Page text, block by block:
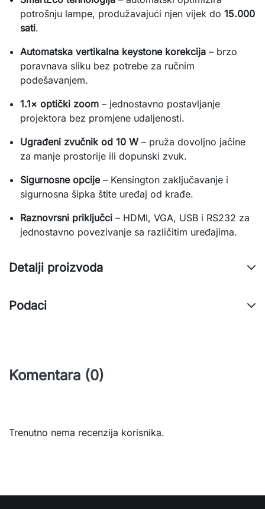
potrošnju lampe, produžavajući njen vijek do15.000
sati.
Automatska vertikalna keystone korekcija – brzo
poravnava sliku bez potrebe za ručnim
podešavanjem.
1.1× optički zoom – jednostavno postavljanje
projektora bez promjene udaljenosti.
Ugrađeni zvučnik od 10 W – pruža dovoljno jačine
za manje prostorije ili dopunski zvuk.
Sigurnosne opcije– Kensington zaključavanje i
sigurnosna šipka štite uređaj od krađe.
Raznovrsni priključci – HDMI, VGA, USB i RS232 za
jednostavno povezivanje sa različitim uređajima.
Detalji proizvoda
Podaci
Komentara (0)
Trenutno nema recenzija korisnika.